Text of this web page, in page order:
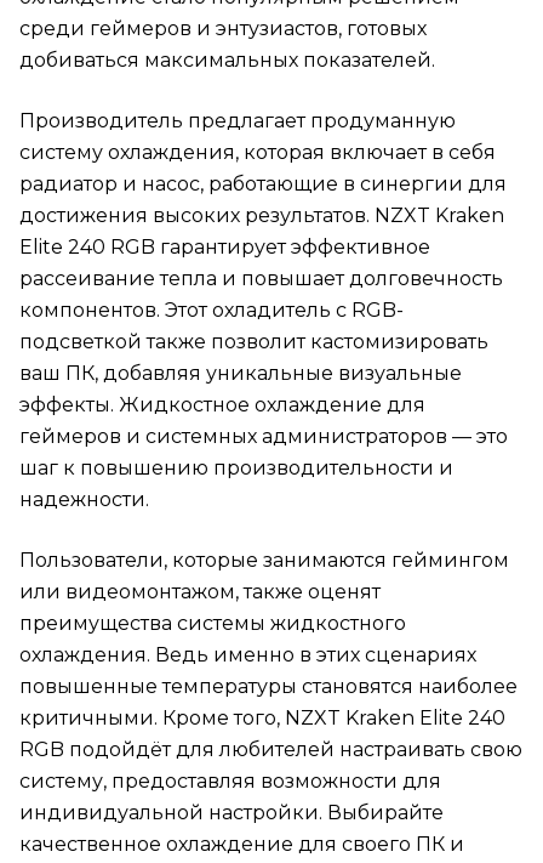
среди геймеров и энтузиастов, готовых
добиваться максимальных показателей.
Производитель предлагает продуманную
систему охлаждения, которая включает в себя
радиатор и насос, работающие в синергии для
достижения высоких результатов. NZXT Kraken
Elite 240 RGB гарантирует эффективное
рассеивание тепла и повышает долговечность
компонентов. Этот охладитель с RGB-
подсветкой также позволит кастомизировать
ваш ПК, добавляя уникальные визуальные
эффекты. Жидкостное охлаждение для
геймеров и системных администраторов — это
шаг к повышению производительности и
надежности.
Пользователи, которые занимаются геймингом
или видеомонтажом, также оценят
преимущества системы жидкостного
охлаждения. Ведь именно в этих сценариях
повышенные температуры становятся наиболее
критичными. Кроме того, NZXT Kraken Elite 240
RGB подойдёт для любителей настраивать свою
систему, предоставляя возможности для
индивидуальной настройки. Выбирайте
качественное охлаждение для своего ПК и